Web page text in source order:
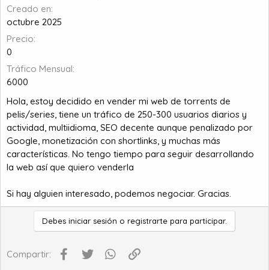
o
Creado en
octubre 2025
Precio
0
Tráfico Mensual
6000
Hola, estoy decidido en vender mi web de torrents de
pelis/series, tiene un tráfico de 250-300 usuarios diarios y
actividad, multiidioma, SEO decente aunque penalizado por
Google, monetización con shortlinks, y muchas más
características. No tengo tiempo para seguir desarrollando
la web así que quiero venderla
Si hay alguien interesado, podemos negociar. Gracias.
Debes iniciar sesión o registrarte para participar.
Compartir: Facebook
Twitter WhatsApp